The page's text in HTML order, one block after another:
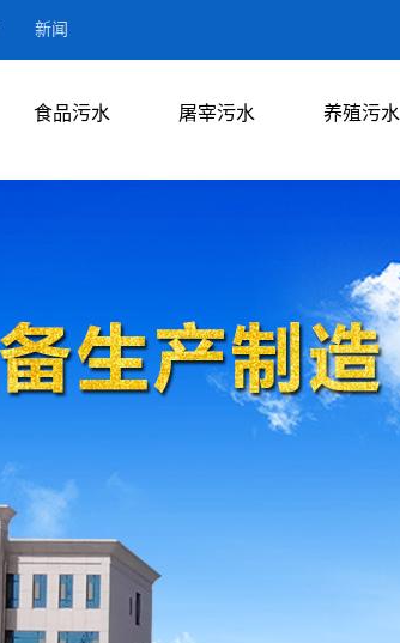
新闻
食品污水 屠宰污水 养殖污水